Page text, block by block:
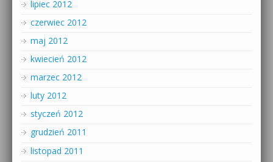
lipiec 2012
czerwiec 2012
maj 2012
kwiecień 2012
marzec 2012
luty 2012
styczeń 2012
grudzień 2011
listopad 2011